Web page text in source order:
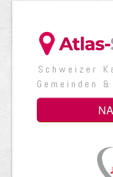
Schweizer
Gemeinden